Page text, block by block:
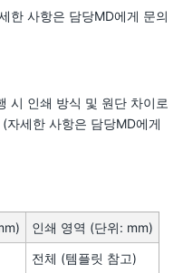
한 사항은 담당MD에게 문의
시 인쇄 방식 및 원단 차이로
자세한 사항은 담당MD에게
인쇄 영역 (단위: mm)
전체 (템플릿 참고)